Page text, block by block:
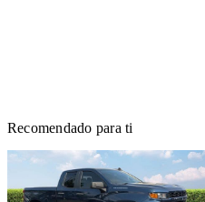
Recomendado para ti